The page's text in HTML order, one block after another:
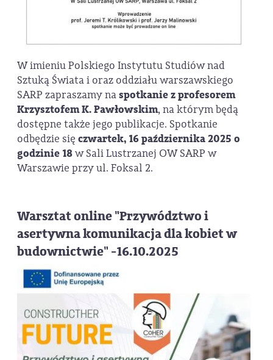
W imieniu Polskiego Instytutu Studiów nad
Sztuką Świata i oraz oddziału warszawskiego
SARP zapraszamy naspotkanie z profesorem
Krzysztofem K. Pawłowskim, na którym będą
dostępne także jego publikacje. Spotkanie
odbędzie się czwartek, 16 października 2025 o
godzinie 18w Sali Lustrzanej OW SARP w
Warszawie przy ul. Foksal 2.
Warsztat online "Przywództwo i
asertywna komunikacja dla kobiet w
budownictwie" -16.10.2025